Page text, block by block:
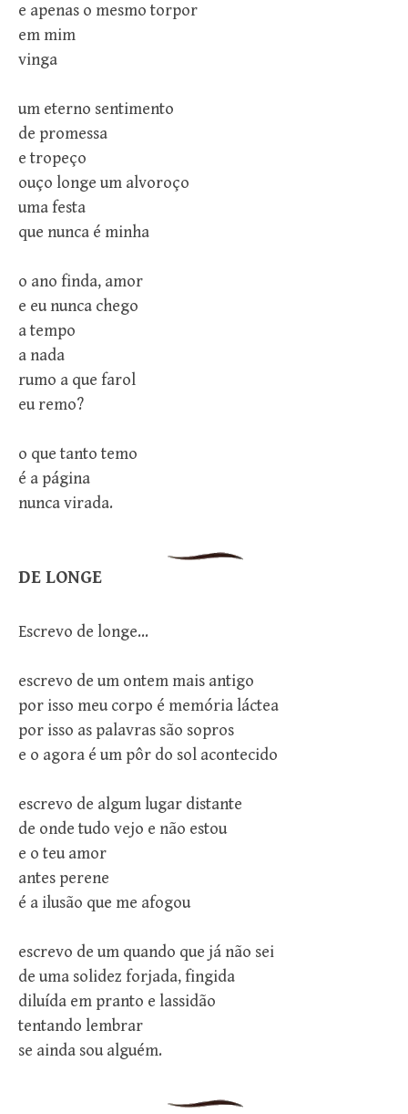
e apenas o mesmo torpor
em mim
vinga
um eterno sentimento
de promessa
e tropeço
ouço longe um alvoroço
uma festa
que nunca é minha
o ano finda, amor
e eu nunca chego
a tempo
a nada
rumo a que farol
eu remo?
o que tanto temo
é a página
nunca virada.
DE LONGE
Escrevo de longe…
escrevo de um ontem mais antigo
por isso meu corpo é memória láctea
por isso as palavras são sopros
e o agora é um pôr do sol acontecido
escrevo de algum lugar distante
de onde tudo vejo e não estou
e o teu amor
antes perene
é a ilusão que me afogou
escrevo de um quando que já não sei
de uma solidez forjada, fingida
diluída em pranto e lassidão
tentando lembrar
se ainda sou alguém.